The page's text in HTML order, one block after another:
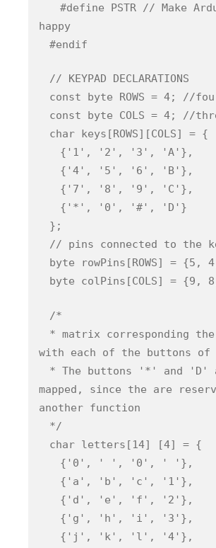
#define PSTR // Make
happy
#endif
// KEYPAD DECLARATIONS
const byte ROWS = 4; //
const byte COLS = 4; //
char keys[ROWS][COLS] = {
{'1', '2', '3', 'A'},
{'4', '5', '6', 'B'},
{'7', '8', '9', 'C'},
{'*', '0', '#', 'D'}
};
// pins connected to the
byte rowPins[ROWS] = {5,
byte colPins[COLS] = {9,
/*
* matrix corresponding
with each of the buttons of
* The buttons '*' and 'D'
mapped, since the are
another function
*/
char letters[14] [4] = {
{'0', ' ', '0', ' '},
{'a', 'b', 'c', '1'},
{'d', 'e', 'f', '2'},
{'g', 'h', 'i', '3'},
{'j', 'k', 'l', '4'},